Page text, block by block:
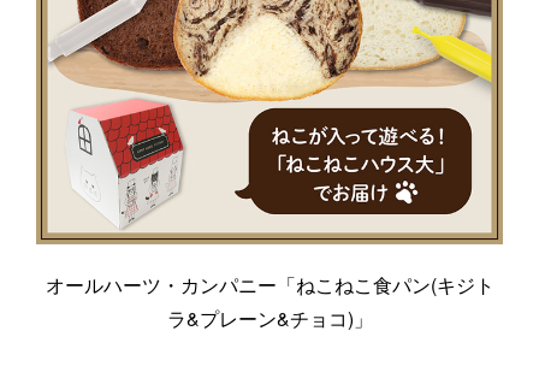
オールハーツ・カンパニー「ねこねこ食パン(キジト
ラ&プレーン&チョコ)」